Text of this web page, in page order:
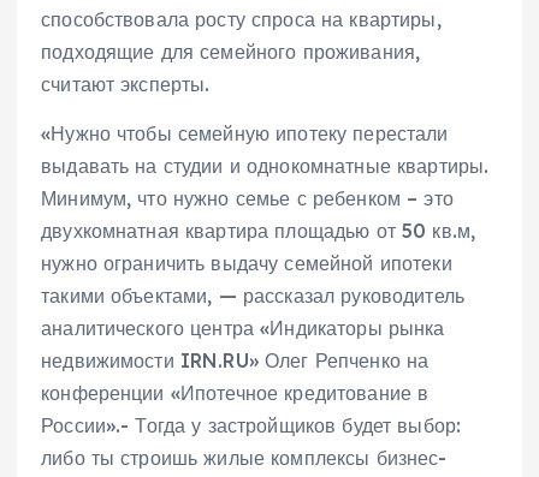
способствовала росту спроса на квартиры,
подходящие для семейного проживания,
считают эксперты.
«Нужно чтобы семейную ипотеку перестали
выдавать на студии и однокомнатные квартиры.
Минимум, что нужно семье с ребенком – это
двухкомнатная квартира площадью от 50 кв.м,
нужно ограничить выдачу семейной ипотеки
такими объектами, — рассказал руководитель
аналитического центра «Индикаторы рынка
недвижимости IRN.RU» Олег Репченко на
конференции «Ипотечное кредитование в
России».- Тогда у застройщиков будет выбор:
либо ты строишь жилые комплексы бизнес-